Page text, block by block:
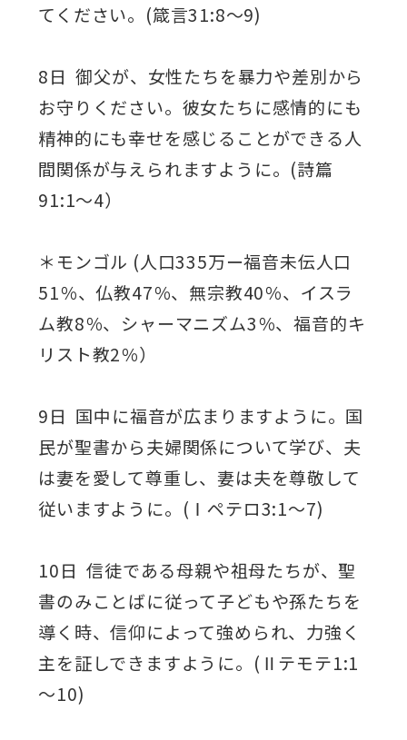
てください。(箴言31:8～9)
8日 御父が、女性たちを暴力や差別から
お守りください。彼女たちに感情的にも
精神的にも幸せを感じることができる人
間関係が与えられますように。(詩篇
91:1～4）
＊モンゴル (人口335万ー福音未伝人口
51％、仏教47％、無宗教40％、イスラ
ム教8％、シャーマニズム3％、福音的キ
リスト教2％）
9日 国中に福音が広まりますように。国
民が聖書から夫婦関係について学び、夫
は妻を愛して尊重し、妻は夫を尊敬して
従いますように。(Ⅰペテロ3:1～7)
10日 信徒である母親や祖母たちが、聖
書のみことばに従って子どもや孫たちを
導く時、信仰によって強められ、力強く
主を証しできますように。(Ⅱテモテ1:1
～10)